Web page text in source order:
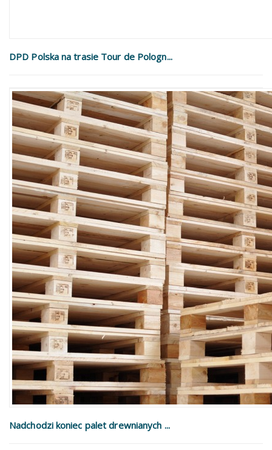
DPD Polska na trasie Tour de Pologn...
Nadchodzi koniec palet drewnianych ...